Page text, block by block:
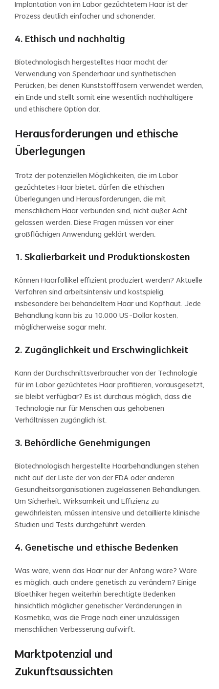
Implantation von im Labor gezüchtetem Haar ist der
Prozess deutlich einfacher und schonender.
4. Ethisch und nachhaltig
Biotechnologisch hergestelltes Haar macht der
Verwendung von Spenderhaar und synthetischen
Perücken, bei denen Kunststofffasern verwendet werden,
ein Ende und stellt somit eine wesentlich nachhaltigere
und ethischere Option dar.
Herausforderungen und ethische
Überlegungen
Trotz der potenziellen Möglichkeiten, die im Labor
gezüchtetes Haar bietet, dürfen die ethischen
Überlegungen und Herausforderungen, die mit
menschlichem Haar verbunden sind, nicht außer Acht
gelassen werden. Diese Fragen müssen vor einer
großflächigen Anwendung geklärt werden.
1. Skalierbarkeit und Produktionskosten
Können Haarfollikel effizient produziert werden? Aktuelle
Verfahren sind arbeitsintensiv und kostspielig,
insbesondere bei behandeltem Haar und Kopfhaut. Jede
Behandlung kann bis zu 10.000 US-Dollar kosten,
möglicherweise sogar mehr.
2. Zugänglichkeit und Erschwinglichkeit
Kann der Durchschnittsverbraucher von der Technologie
für im Labor gezüchtetes Haar profitieren, vorausgesetzt,
sie bleibt verfügbar? Es ist durchaus möglich, dass die
Technologie nur für Menschen aus gehobenen
Verhältnissen zugänglich ist.
3. Behördliche Genehmigungen
Biotechnologisch hergestellte Haarbehandlungen stehen
nicht auf der Liste der von der FDA oder anderen
Gesundheitsorganisationen zugelassenen Behandlungen.
Um Sicherheit, Wirksamkeit und Effizienz zu
gewährleisten, müssen intensive und detaillierte klinische
Studien und Tests durchgeführt werden.
4. Genetische und ethische Bedenken
Was wäre, wenn das Haar nur der Anfang wäre? Wäre
es möglich, auch andere genetisch zu verändern? Einige
Bioethiker hegen weiterhin berechtigte Bedenken
hinsichtlich möglicher genetischer Veränderungen in
Kosmetika, was die Frage nach einer unzulässigen
menschlichen Verbesserung aufwirft.
Marktpotenzial und
Zukunftsaussichten